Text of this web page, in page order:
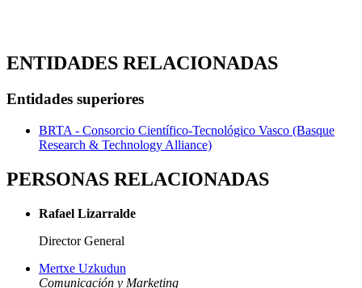
ENTIDADES RELACIONADAS
Entidades superiores
BRTA - Consorcio Científico-Tecnológico Vasco (Basque
Research & Technology Alliance)
PERSONAS RELACIONADAS
Rafael Lizarralde
Director General
Mertxe Uzkudun
Comunicación y Marketing